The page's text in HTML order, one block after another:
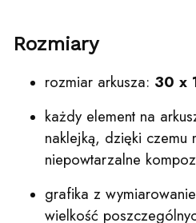
Rozmiary
rozmiar arkusza: 30 x
każdy element na
naklejką, dzięki czemu
niepowtarzalne
grafika z
wielkość